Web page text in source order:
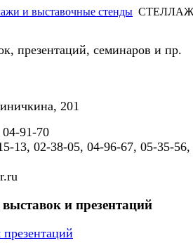
и выставочные стенды СТЕЛЛАЖ
презентаций, семинаров и пр.
201
91-70
13, 02-38-05, 04-96-67, 05-35-56,
и презентаций